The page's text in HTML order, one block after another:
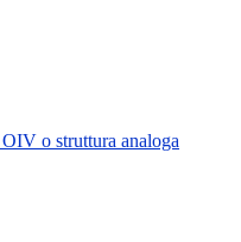
o struttura analoga